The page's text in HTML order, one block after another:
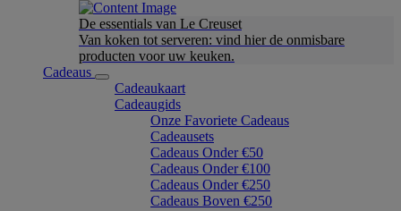
De essentials van Le Creuset
Van koken tot serveren: vind hier de onmisbare
producten voor uw keuken.
Cadeaus
Cadeaukaart
Cadeaugids
Onze Favoriete Cadeaus
Cadeausets
Cadeaus Onder €50
Cadeaus Onder €100
Cadeaus Onder €250
Cadeaus Boven €250